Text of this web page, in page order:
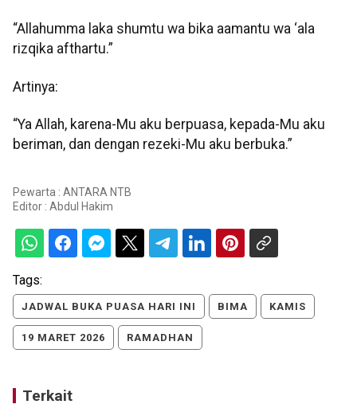
“Allahumma laka shumtu wa bika aamantu wa ‘ala
rizqika afthartu.”
Artinya:
“Ya Allah, karena-Mu aku berpuasa, kepada-Mu aku
beriman, dan dengan rezeki-Mu aku berbuka.”
Pewarta : ANTARA NTB
Editor : Abdul Hakim
Tags:
JADWAL BUKA PUASA HARI INI BIMA KAMIS
19 MARET 2026 RAMADHAN
Terkait